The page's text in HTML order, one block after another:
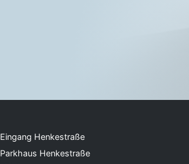
Eingang Henkestraße
Parkhaus Henkestraße